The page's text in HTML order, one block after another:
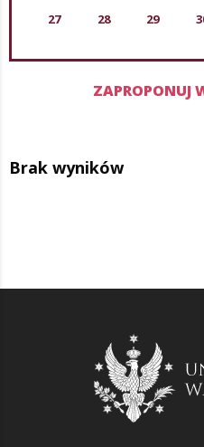
27 28 29
ZAPROPONUJ
Brak wyników